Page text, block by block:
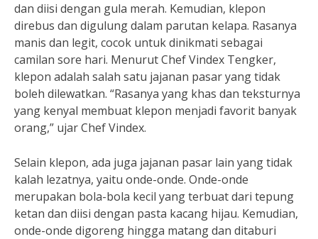
dan diisi dengan gula merah. Kemudian, klepon
direbus dan digulung dalam parutan kelapa. Rasanya
manis dan legit, cocok untuk dinikmati sebagai
camilan sore hari. Menurut Chef Vindex Tengker,
klepon adalah salah satu jajanan pasar yang tidak
boleh dilewatkan. “Rasanya yang khas dan teksturnya
yang kenyal membuat klepon menjadi favorit banyak
orang,” ujar Chef Vindex.
Selain klepon, ada juga jajanan pasar lain yang tidak
kalah lezatnya, yaitu onde-onde. Onde-onde
merupakan bola-bola kecil yang terbuat dari tepung
ketan dan diisi dengan pasta kacang hijau. Kemudian,
onde-onde digoreng hingga matang dan ditaburi